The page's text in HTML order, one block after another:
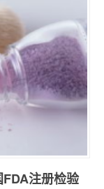
注册检验